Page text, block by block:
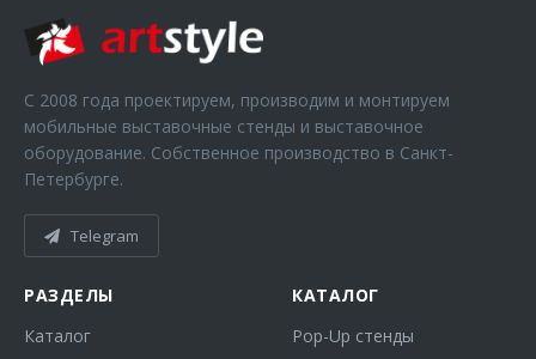
С 2008 года проектируем, производим и монтируем
мобильные выставочные стенды и выставочное
оборудование. Собственное производство в Санкт-
Петербурге.
Telegram
РАЗДЕЛЫ
Каталог
КАТАЛОГ
Pop-Up стенды